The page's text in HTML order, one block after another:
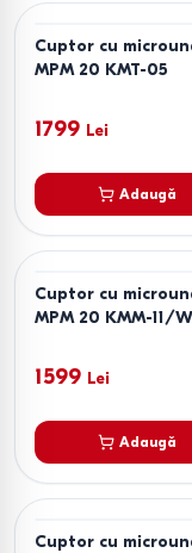
Cuptor cu
MPM 20 KMT-05
1799 Lei
Adaugă
Cuptor cu
MPM 20 KMM-11/W
1599 Lei
Adaugă
Cuptor cu